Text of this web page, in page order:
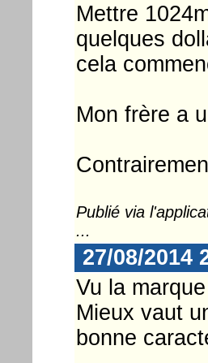
Mettre
quelques
cela
Mon frère a
Publié via
...
27/08/2014
Vu la
Mieux vaut
bonne